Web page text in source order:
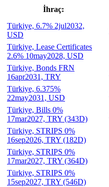
İhraç:
Türkiye, 6.7% 2jul2032,
USD
Türkiye, Lease Certificates
2.6% 10may2028, USD
Türkiye, Bonds FRN
16apr2031, TRY
Türkiye, 6.375%
22may2031, USD
Türkiye, Bills 0%
17mar2027, TRY (343D)
Türkiye, STRIPS 0%
16sep2026, TRY (182D)
Türkiye, STRIPS 0%
17mar2027, TRY (364D)
Türkiye, STRIPS 0%
15sep2027, TRY (546D)